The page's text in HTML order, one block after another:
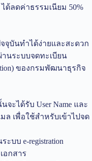
ด้ลดค่าธรรมเนียม 50%
จุบันทำได้ง่ายและสะดวก
นระบบจดทะเบียน
ของกรมพัฒนาธุรกิจ
ะได้รับ User Name และ
ล เพื่อใช้สำหรับเข้าไปจด
บบ e-registration
อกสาร